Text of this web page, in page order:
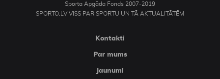
Sporta Apgāda Fonds 2007-2019
SPORTO.LV VISS PAR SPORTU UN TĀ AKTUALITĀTĒM
Kontakti
Par mums
Jaunumi